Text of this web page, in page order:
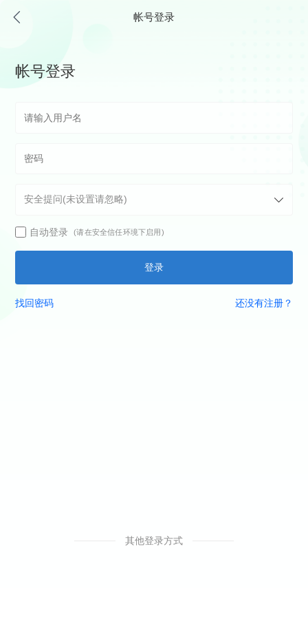
帐号登录
帐号登录
自动登录 (请在安全信任环境下启用)
登录
找回密码 还没有注册？
其他登录方式